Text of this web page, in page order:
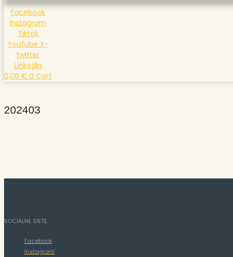
Facebook
Instagram
Tiktok
Youtube X-
twitter
Linkedin
0,00 € 0 Cart
202403
SOCIÁLNE SIETE
Facebook
Instagram